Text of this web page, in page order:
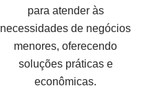
para atender às
necessidades de negócios
menores, oferecendo
soluções práticas e
econômicas.